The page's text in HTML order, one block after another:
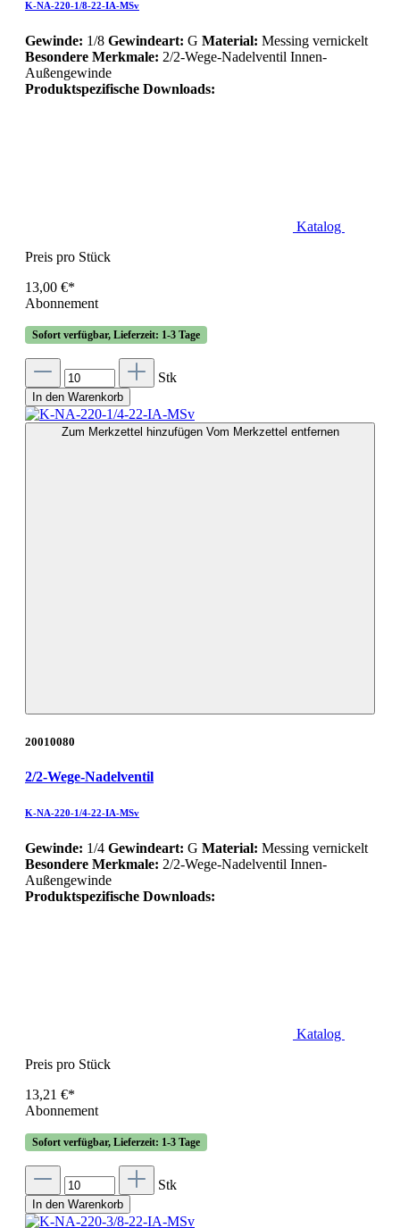
K-NA-220-1/8-22-IA-MSv
Gewinde: 1/8 Gewindeart: G Material: Messing vernickelt
Besondere Merkmale: 2/2-Wege-Nadelventil Innen-
Außengewinde
Produktspezifische Downloads:
Katalog
Preis pro Stück
13,00 €*
Abonnement
Sofort verfügbar, Lieferzeit: 1-3 Tage
Stk
In den Warenkorb
Zum Merkzettel hinzufügen Vom Merkzettel entfernen
20010080
2/2-Wege-Nadelventil
K-NA-220-1/4-22-IA-MSv
Gewinde: 1/4 Gewindeart: G Material: Messing vernickelt
Besondere Merkmale: 2/2-Wege-Nadelventil Innen-
Außengewinde
Produktspezifische Downloads:
Katalog
Preis pro Stück
13,21 €*
Abonnement
Sofort verfügbar, Lieferzeit: 1-3 Tage
Stk
In den Warenkorb